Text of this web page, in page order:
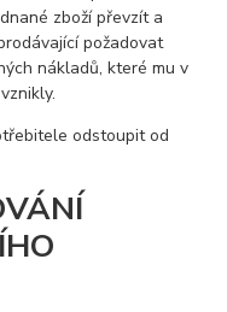
zboží převzít a
požadovat
nákladů, které mu v
odstoupit od